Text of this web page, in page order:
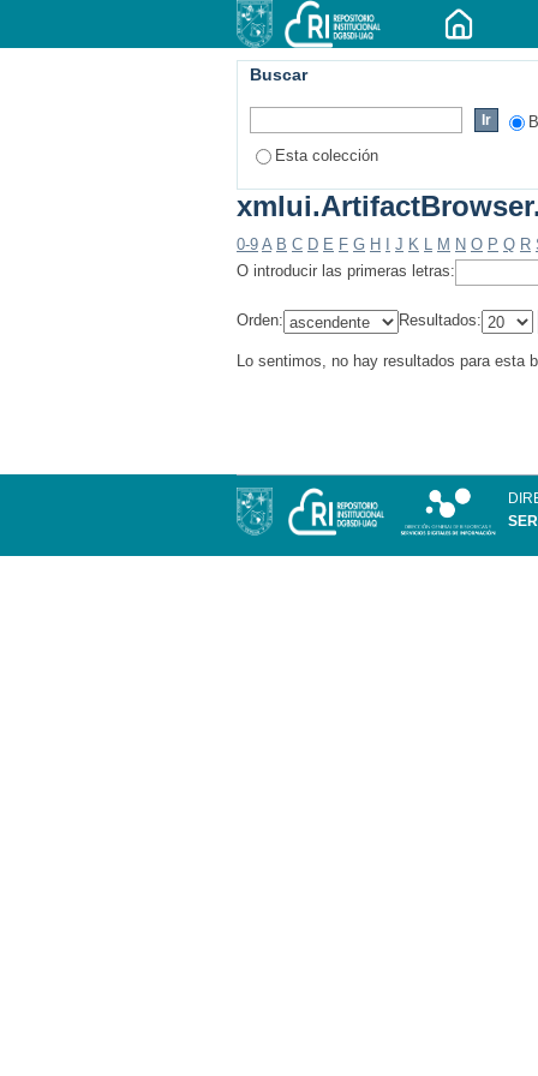
Buscar
Esta colección
0-9 A B C D E F G H J K L M N O P Q R
O introducir las primeras letras:
Orden: Resultados:
Lo sentimos, no hay resultados para esta